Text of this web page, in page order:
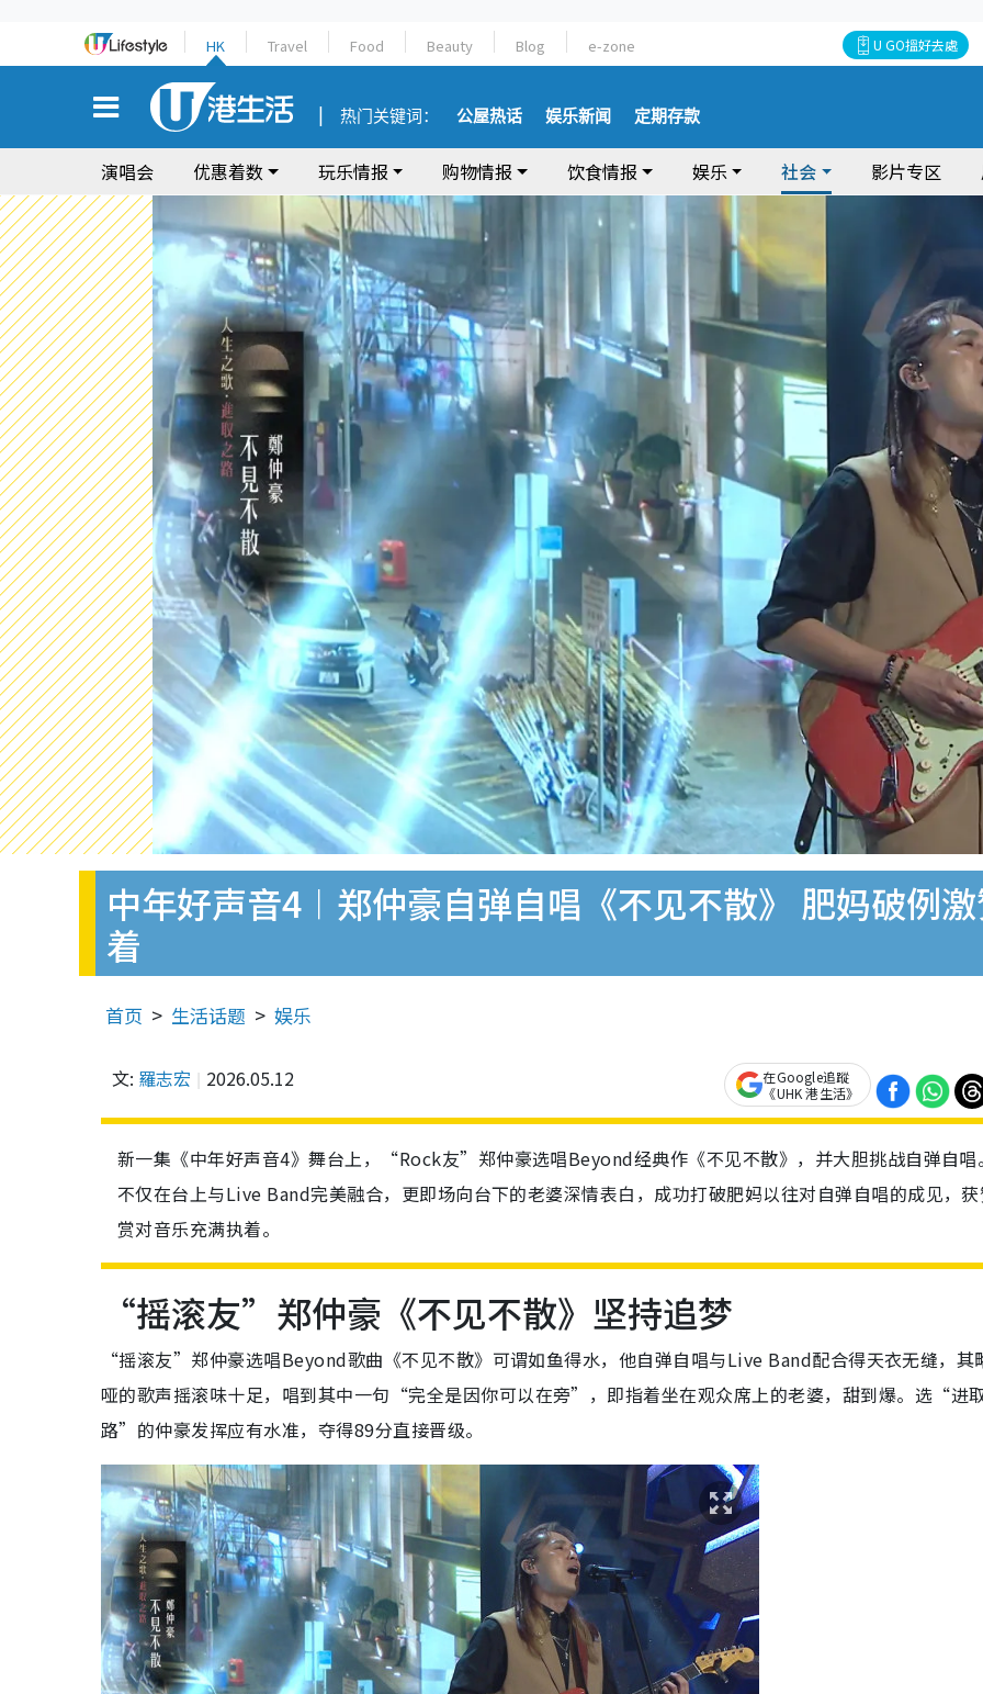
HK Travel Food Beauty Blog e-zone U GO搵好去處
热门关键词： 公屋热话 娱乐新闻 定期存款
演唱会 优惠着数 玩乐情报 购物情报 饮食情报 娱乐 社会 影片专区
中年好声音4︱郑仲豪自弹自唱《不见不散》 肥妈破例
着
首页 生活话题 娱乐
文: 羅志宏 2026.05.12
在Google追蹤
《UHK 港生活》
新一集《中年好声音4》舞台上，“Rock友”郑仲豪选唱Beyond经典作《不见不散》，并大胆挑战自弹自唱
不仅在台上与Live Band完美融合，更即场向台下的老婆深情表白，成功打破肥妈以往对自弹自唱的成见，
赏对音乐充满执着。
“摇滚友”郑仲豪《不见不散》坚持追梦
“摇滚友”郑仲豪选唱Beyond歌曲《不见不散》可谓如鱼得水，他自弹自唱与Live Band配合得天衣无缝，其
哑的歌声摇滚味十足，唱到其中一句“完全是因你可以在旁”，即指着坐在观众席上的老婆，甜到爆。选“进
路”的仲豪发挥应有水准，夺得89分直接晋级。